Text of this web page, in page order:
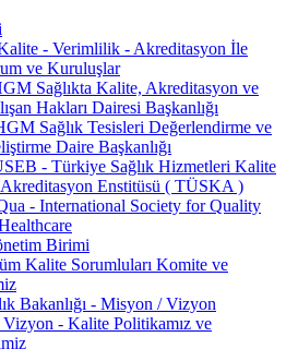
- Verimlilik - Akreditasyon İle
ve Kuruluşlar
Sağlıkta Kalite, Akreditasyon ve
Hakları Dairesi Başkanlığı
Sağlık Tesisleri Değerlendirme ve
Daire Başkanlığı
- Türkiye Sağlık Hizmetleri Kalite
Enstitüsü ( TÜSKA )
- International Society for Quality
Birimi
Kalite Sorumluları Komite ve
Bakanlığı - Misyon / Vizyon
- Kalite Politikamız ve